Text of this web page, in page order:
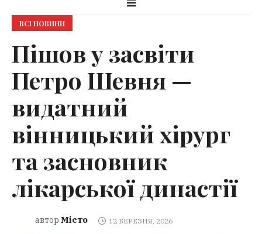
ВСІ НОВИНИ
Пішов у засвіти
Петро Шевня —
видатний
вінницький хірург
та засновник
лікарської династії
автор Місто 12 БЕРЕЗНЯ, 2026